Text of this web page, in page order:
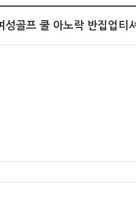
성골프 쿨 아노락 반집업티